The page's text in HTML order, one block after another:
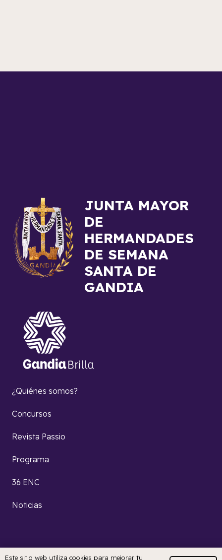
JUNTA MAYOR
DE
HERMANDADES
DE SEMANA
SANTA DE
GANDIA
¿Quiénes somos?
Concursos
Revista Passio
Programa
36 ENC
Noticias
Este sitio web utiliza cookies para mejorar tu